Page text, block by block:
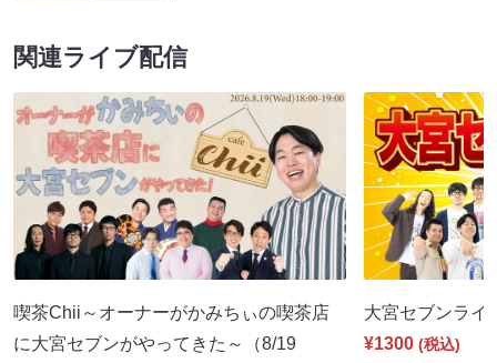
関連ライブ配信
喫茶Chii～オーナーがかみちぃの喫茶店
に大宮セブンがやってきた～（8/19
大宮セブンラ
¥1300 (税込)